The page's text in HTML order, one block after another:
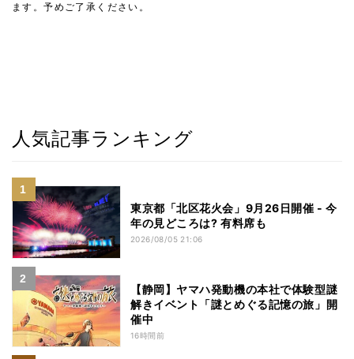
ます。予めご了承ください。
人気記事ランキング
東京都「北区花火会」9月26日開催 - 今
年の見どころは? 有料席も
2026/08/05 21:06
【静岡】ヤマハ発動機の本社で体験型謎
解きイベント「謎とめぐる記憶の旅」開
催中
16時間前